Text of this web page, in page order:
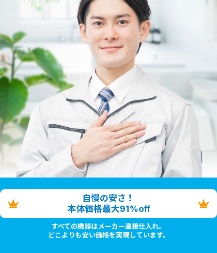
自慢の安さ！
本体価格最大91%off
すべての機器はメーカー直接仕入れ。
どこよりも安い価格を実現しています。